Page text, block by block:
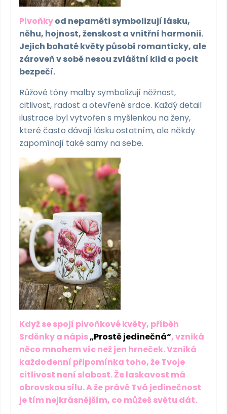
Pivoňkyod nepaměti symbolizují lásku,
něhu, hojnost, ženskost a vnitřní harmonii.
Jejich bohaté květy působí romanticky, ale
zároveň v sobě nesou zvláštní klid a pocit
bezpečí.
Růžové tóny malby symbolizují něžnost,
citlivost, radost a otevřené srdce. Každý detail
ilustrace byl vytvořen s myšlenkou na ženy,
které často dávají lásku ostatním, ale někdy
zapomínají také samy na sebe.
Když se spojí pivoňkové květy, příběh
Srděnky a nápis„Prostě jedinečná“, vzniká
něco mnohem víc než jen hrneček. Vzniká
každodenní připomínka toho, že Tvoje
citlivost není slabost. Že laskavost má
obrovskou sílu. A že právě Tvá jedinečnost
je tím nejkrásnějším, co můžeš světu dát.